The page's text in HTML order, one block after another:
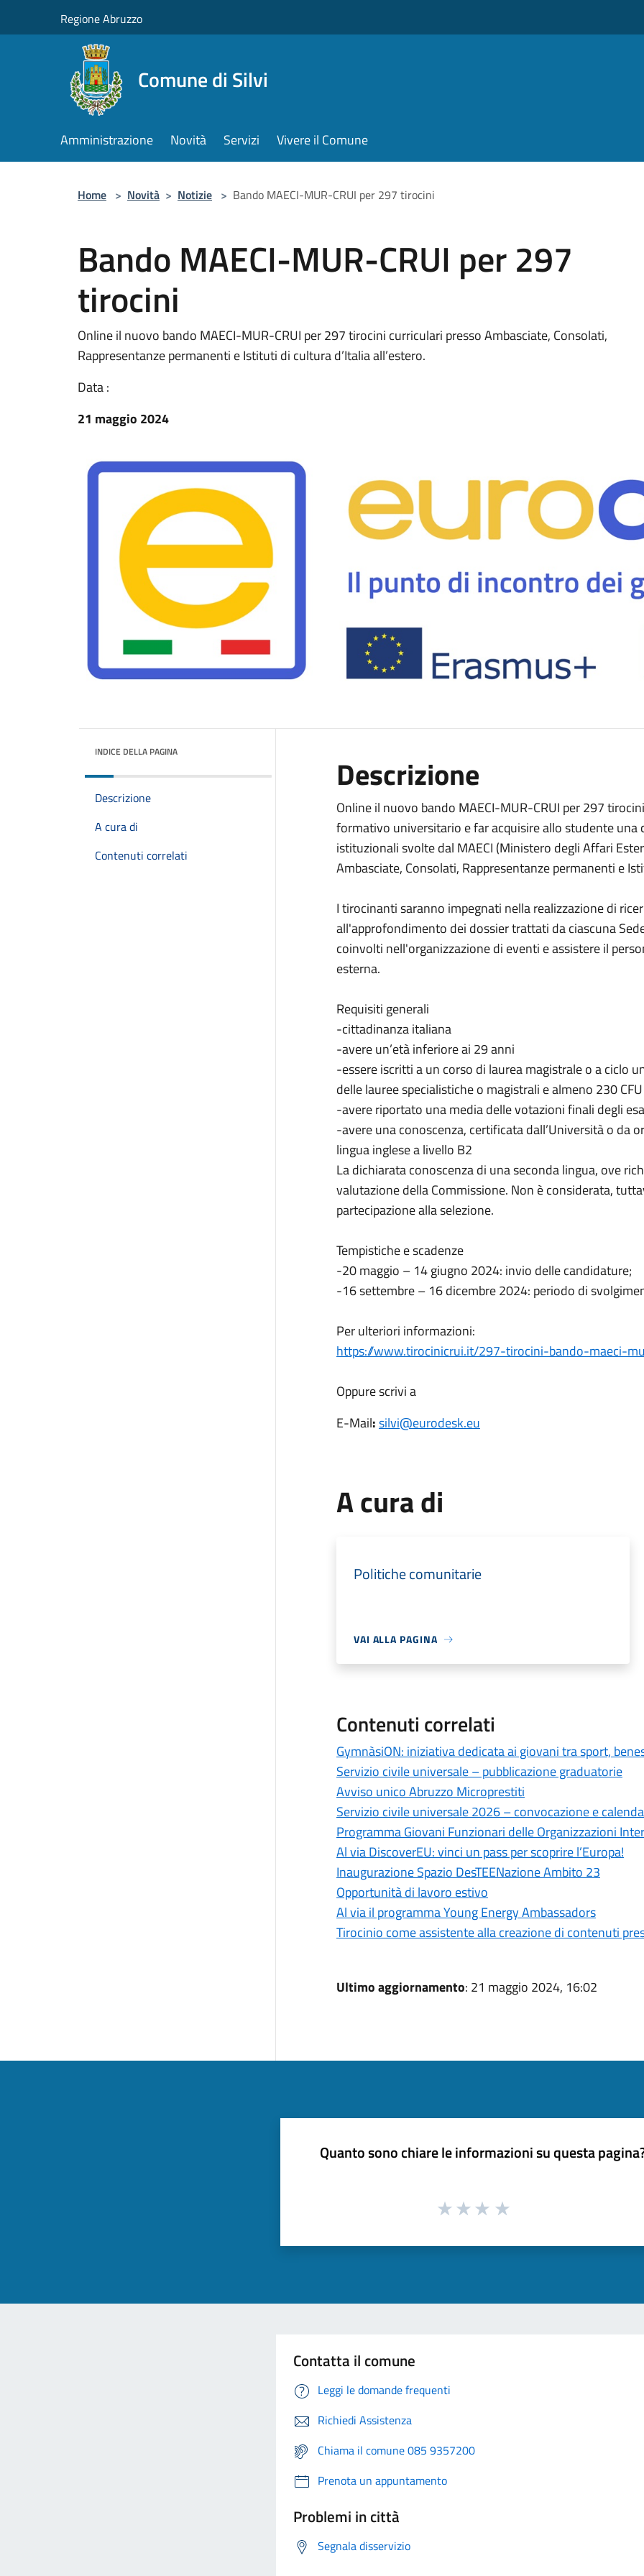
Regione Abruzzo
Comune di Silvi
Amministrazione Novità Servizi Vivere il Comune
Home > Novità > Notizie > Bando MAECI-MUR-CRUI per 297 tirocini
Bando MAECI-MUR-CRUI per 297
tirocini
Online il nuovo bando MAECI-MUR-CRUI per 297 tirocini curriculari presso Ambasciate, Consolati,
Rappresentanze permanenti e Istituti di cultura d’Italia all’estero.
Data :
21 maggio 2024
INDICE DELLA PAGINA
Descrizione
A cura di
Contenuti correlati
Descrizione
Online il nuovo bando MAECI-MUR-CRUI per 297
formativo universitario e far acquisire allo studente
istituzionali svolte dal MAECI (Ministero degli Affari
Ambasciate, Consolati, Rappresentanze permanenti e
I tirocinanti saranno impegnati nella realizzazione di
all'approfondimento dei dossier trattati da ciascuna
coinvolti nell'organizzazione di eventi e assistere il
esterna.
Requisiti generali
-cittadinanza italiana
-avere un’età inferiore ai 29 anni
-essere iscritti a un corso di laurea magistrale o a ciclo
delle lauree specialistiche o magistrali e almeno 230
-avere riportato una media delle votazioni finali degli
-avere una conoscenza, certificata dall’Università o da
lingua inglese a livello B2
La dichiarata conoscenza di una seconda lingua, ove
valutazione della Commissione. Non è considerata,
partecipazione alla selezione.
Tempistiche e scadenze
-20 maggio – 14 giugno 2024: invio delle candidature;
-16 settembre – 16 dicembre 2024: periodo di
Per ulteriori informazioni:
https://www.tirocinicrui.it/297-tirocini-bando-maeci-
Oppure scrivi a
E-Mail:silvi@eurodesk.eu
A cura di
Politiche comunitarie
VAI ALLA PAGINA
Contenuti correlati
GymnàsiON: iniziativa dedicata ai giovani tra sport,
Servizio civile universale – pubblicazione graduatorie
Avviso unico Abruzzo Microprestiti
Servizio civile universale 2026 – convocazione e
Programma Giovani Funzionari delle Organizzazioni
Al via DiscoverEU: vinci un pass per scoprire l’Europa!
Inaugurazione Spazio DesTEENazione Ambito 23
Opportunità di lavoro estivo
Al via il programma Young Energy Ambassadors
Tirocinio come assistente alla creazione di contenuti
Ultimo aggiornamento: 21 maggio 2024, 16:02
Quanto sono chiare le informazioni su questa
Contatta il comune
Leggi le domande frequenti
Richiedi Assistenza
Chiama il comune 085 9357200
Prenota un appuntamento
Problemi in città
Segnala disservizio